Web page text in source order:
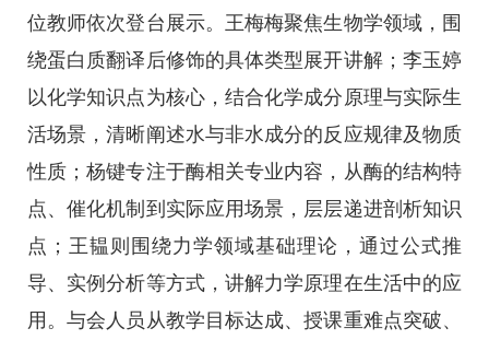
位教师依次登台展示。王梅梅聚焦生物学领域，围
绕蛋白质翻译后修饰的具体类型展开讲解；李玉婷
以化学知识点为核心，结合化学成分原理与实际生
活场景，清晰阐述水与非水成分的反应规律及物质
性质；杨键专注于酶相关专业内容，从酶的结构特
点、催化机制到实际应用场景，层层递进剖析知识
点；王韫则围绕力学领域基础理论，通过公式推
导、实例分析等方式，讲解力学原理在生活中的应
用。与会人员从教学目标达成、授课重难点突破、